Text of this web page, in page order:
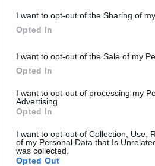
I want to opt-out of the Sharing of
Opted In
I want to opt-out of the Sale of my
Opted In
I want to opt-out of processing my
Advertising.
Opted In
I want to opt-out of Collection, Use,
of my Personal Data that Is
was collected.
Opted Out